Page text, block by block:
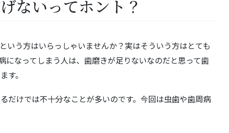
ないってホント？
いう方はいらっしゃいませんか？実はそういう方はとても
なってしまう人は、歯磨きが足りないなのだと思って歯
す。
だけでは不十分なことが多いのです。今回は虫歯や歯周病